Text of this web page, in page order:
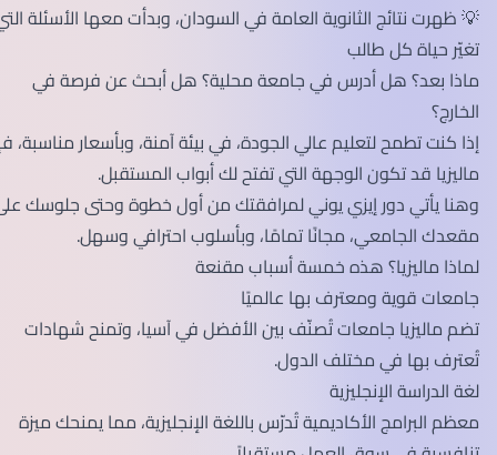
💡 ظهرت نتائج الثانوية العامة في السودان، وبدأت معها الأسئلة التي
تغيّر حياة كل طالب
ماذا بعد؟ هل أدرس في جامعة محلية؟ هل أبحث عن فرصة في
الخارج؟
إذا كنت تطمح لتعليم عالي الجودة، في بيئة آمنة، وبأسعار مناسبة، فإن
ماليزيا قد تكون الوجهة التي تفتح لك أبواب المستقبل.
وهنا يأتي دور إيزي يوني لمرافقتك من أول خطوة وحتى جلوسك على
مقعدك الجامعي، مجانًا تمامًا، وبأسلوب احترافي وسهل.
لماذا ماليزيا؟ هذه خمسة أسباب مقنعة
جامعات قوية ومعترف بها عالميًا
تضم ماليزيا جامعات تُصنّف بين الأفضل في آسيا، وتمنح شهادات
تُعترف بها في مختلف الدول.
لغة الدراسة الإنجليزية
معظم البرامج الأكاديمية تُدرّس باللغة الإنجليزية، مما يمنحك ميزة